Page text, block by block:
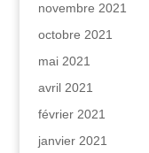
novembre 2021
octobre 2021
mai 2021
avril 2021
février 2021
janvier 2021